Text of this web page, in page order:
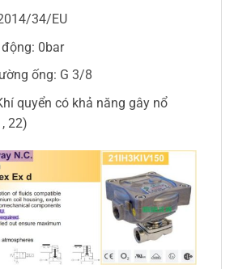
34/EU
0bar
ống: G 3/8
quyển có khả năng gây nổ
22)